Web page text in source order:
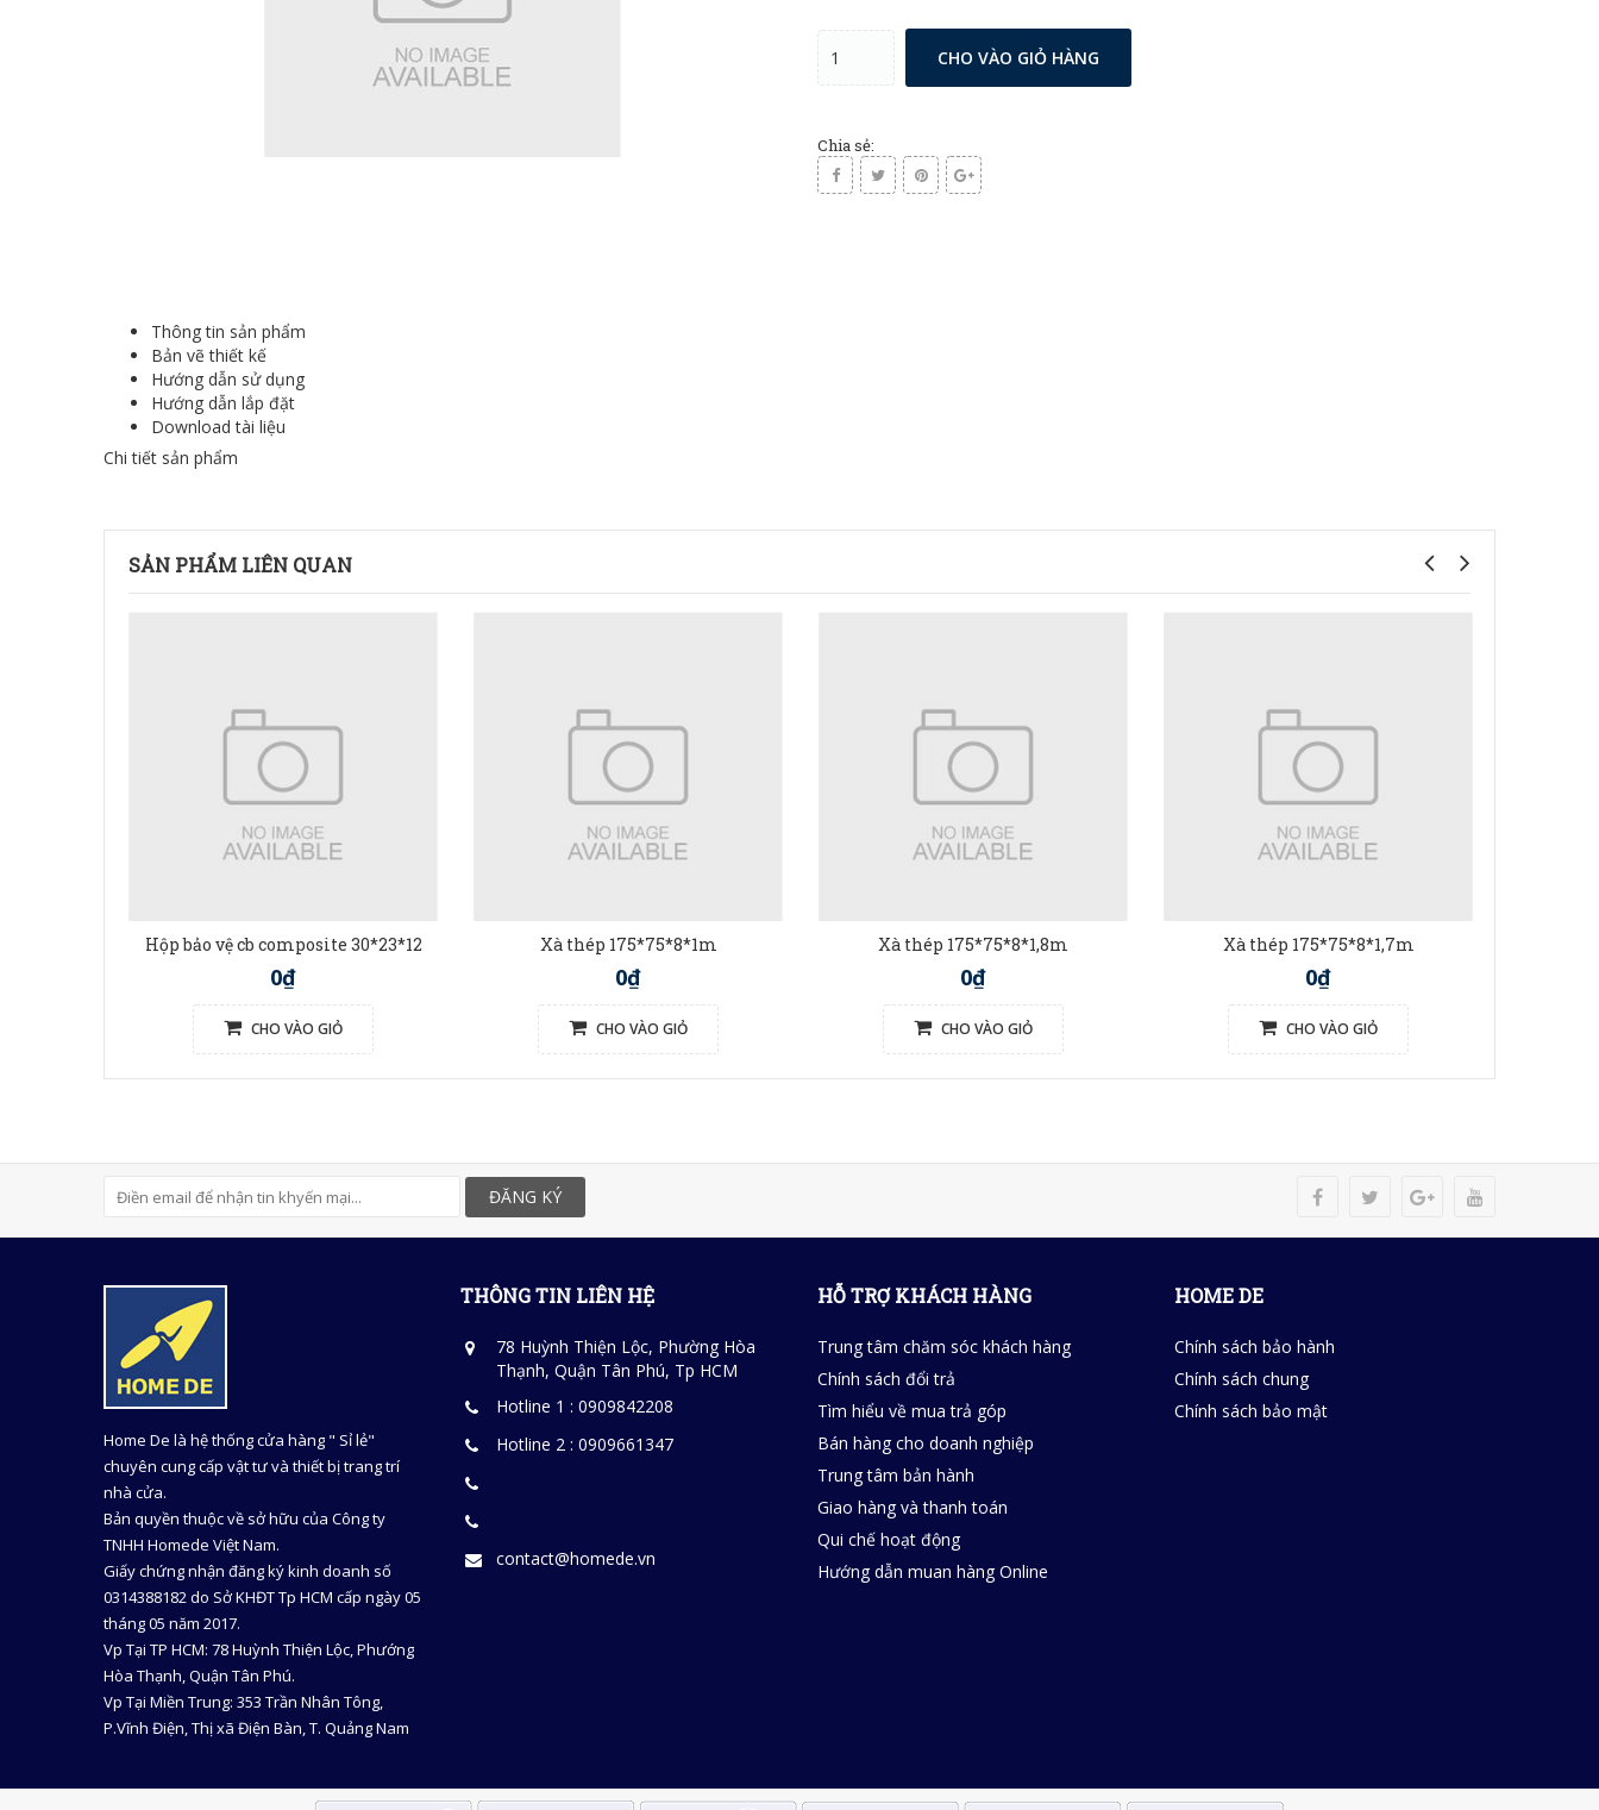
CHO VÀO GIỎ HÀNG
Chia sẻ:
Thông tin sản phẩm
Bản vẽ thiết kế
Hướng dẫn sử dụng
Hướng dẫn lắp đặt
Download tài liệu
Chi tiết sản phẩm
SẢN PHẨM LIÊN QUAN
Hộp bảo vệ cb composite 30*23*12
0₫
CHO VÀO GIỎ
Xà thép 175*75*8*1m
0₫
CHO VÀO GIỎ
Xà thép 175*75*8*1,8m
0₫
CHO VÀO GIỎ
Xà thép 175*75*8*1,7m
0₫
CHO VÀO GIỎ
ĐĂNG KÝ
Home De là hệ thống cửa hàng " Sỉ lẻ"
chuyên cung cấp vật tư và thiết bị trang trí
nhà cửa.
Bản quyền thuộc về sở hữu của Công ty
TNHH Homede Việt Nam.
Giấy chứng nhận đăng ký kinh doanh số
0314388182 do Sở KHĐT Tp HCM cấp ngày 05
tháng 05 năm 2017.
Vp Tại TP HCM: 78 Huỳnh Thiện Lộc, Phướng
Hòa Thạnh, Quận Tân Phú.
Vp Tại Miền Trung: 353 Trần Nhân Tông,
P.Vĩnh Điện, Thị xã Điện Bàn, T. Quảng Nam
THÔNG TIN LIÊN HỆ
78 Huỳnh Thiện Lộc, Phường Hòa
Thạnh, Quận Tân Phú, Tp HCM
Hotline 1 : 0909842208
Hotline 2 : 0909661347
contact@homede.vn
HỖ TRỢ KHÁCH HÀNG
Trung tâm chăm sóc khách hàng
Chính sách đổi trả
Tìm hiểu về mua trả góp
Bán hàng cho doanh nghiệp
Trung tâm bản hành
Giao hàng và thanh toán
Qui chế hoạt động
Hướng dẫn muan hàng Online
HOME DE
Chính sách bảo hành
Chính sách chung
Chính sách bảo mật